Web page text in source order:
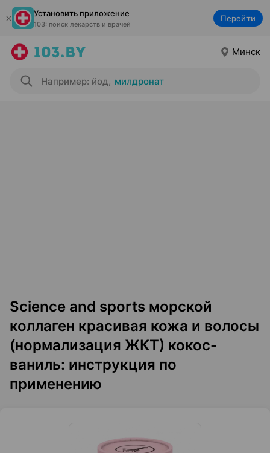
Установить приложение
103: поиск лекарств и врачей
Перейти
Минск
Например: йод, милдронат
Science and sports морской
коллаген красивая кожа и волосы
(нормализация ЖКТ) кокос-
ваниль: инструкция по
применению